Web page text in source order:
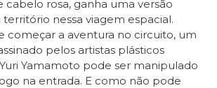
cabelo rosa, ganha uma versão
nessa viagem espacial.
começar a aventura no circuito, um
pelos artistas plásticos
Yamamoto pode ser manipulado
na entrada. E como não pode